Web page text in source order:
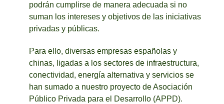
podrán cumplirse de manera adecuada si no
suman los intereses y objetivos de las iniciativas
privadas y públicas.
Para ello, diversas empresas españolas y
chinas, ligadas a los sectores de infraestructura,
conectividad, energía alternativa y servicios se
han sumado a nuestro proyecto de Asociación
Público Privada para el Desarrollo (APPD).